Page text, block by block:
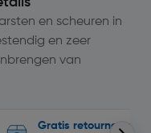
en scheuren in
en zeer
van
Gratis retourneren